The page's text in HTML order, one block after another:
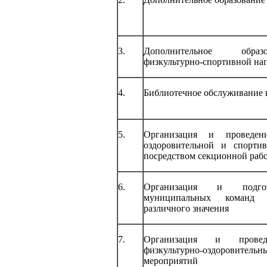
3.
Дополнительное
физкультурно-спортивной
4. Библиотечное обслуживание
5.
Организация и
оздоровительной и
посредством секционной
6.
Организация и
муниципальных команд
различного значения
7.
Организация и
физкультурно-
мероприятий